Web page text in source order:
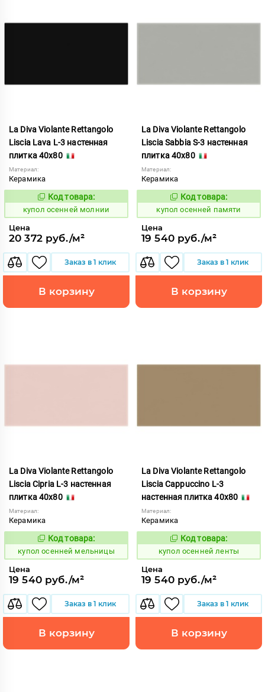
La Diva Violante Rettangolo
Liscia Lava L-3 настенная
плитка 40x80
Материал:
Керамика
852178
Код товара:
купол осенней молнии
Цена
20 372 руб./м²
Заказ в 1 клик
В корзину
La Diva Violante Rettangolo
Liscia Sabbia S-3 настенная
плитка 40x80
Материал:
Керамика
852193
Код товара:
купол осенней памяти
Цена
19 540 руб./м²
Заказ в 1 клик
В корзину
La Diva Violante Rettangolo
Liscia Cipria L-3 настенная
плитка 40x80
Материал:
Керамика
852174
Код товара:
купол осенней мельницы
Цена
19 540 руб./м²
Заказ в 1 клик
В корзину
La Diva Violante Rettangolo
Liscia Cappuccino L-3
настенная плитка 40x80
Материал:
Керамика
852168
Код товара:
купол осенней ленты
Цена
19 540 руб./м²
Заказ в 1 клик
В корзину